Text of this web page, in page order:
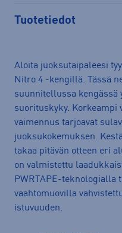
Tuotetiedot
Aloita juoksutaipaleesi
Nitro 4 -kengillä. Tässä
suunnitellussa kengässä
suorituskyky. Korkeampi
vaimennus tarjoavat
juoksukokemuksen.
takaa pitävän otteen eri
on valmistettu
PWRTAPE-teknologialla
vaahtomuovilla
istuvuuden.